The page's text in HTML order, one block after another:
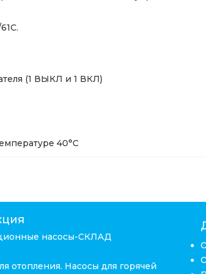
(1 ВЫКЛ и 1 ВКЛ)
40°С
насосы-СКЛАД
отопления. Насосы для горячей